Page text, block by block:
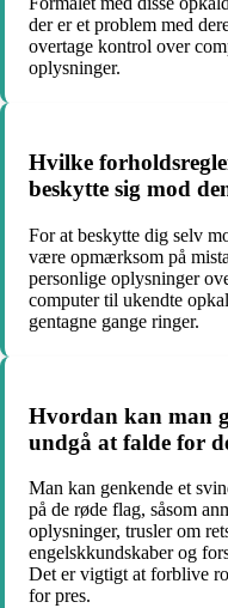
der er et problem med
overtage kontrol over
oplysninger.
Hvilke
beskytte sig mod
For at beskytte dig selv
være opmærksom på
personlige oplysninger
computer til ukendte
gentagne gange ringer.
Hvordan kan man
undgå at falde for
Man kan genkende et
på de røde flag, såsom
oplysninger, trusler om
engelskkundskaber og
Det er vigtigt at forblive
for pres.